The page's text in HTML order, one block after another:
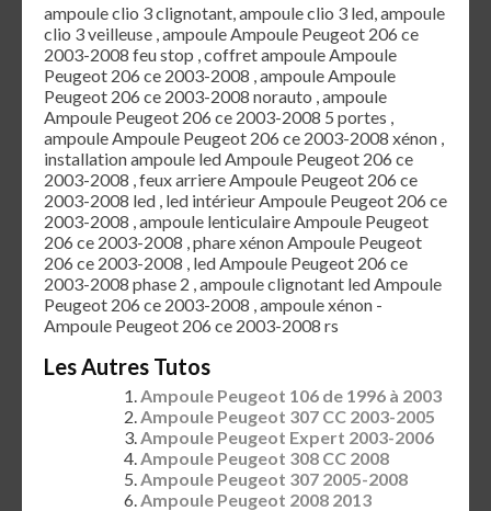
ampoule clio 3 clignotant, ampoule clio 3 led, ampoule
clio 3 veilleuse , ampoule Ampoule Peugeot 206 ce
2003-2008 feu stop , coffret ampoule Ampoule
Peugeot 206 ce 2003-2008 , ampoule Ampoule
Peugeot 206 ce 2003-2008 norauto , ampoule
Ampoule Peugeot 206 ce 2003-2008 5 portes ,
ampoule Ampoule Peugeot 206 ce 2003-2008 xénon ,
installation ampoule led Ampoule Peugeot 206 ce
2003-2008 , feux arriere Ampoule Peugeot 206 ce
2003-2008 led , led intérieur Ampoule Peugeot 206 ce
2003-2008 , ampoule lenticulaire Ampoule Peugeot
206 ce 2003-2008 , phare xénon Ampoule Peugeot
206 ce 2003-2008 , led Ampoule Peugeot 206 ce
2003-2008 phase 2 , ampoule clignotant led Ampoule
Peugeot 206 ce 2003-2008 , ampoule xénon -
Ampoule Peugeot 206 ce 2003-2008 rs
Les Autres Tutos
Ampoule Peugeot 106 de 1996 à 2003
Ampoule Peugeot 307 CC 2003-2005
Ampoule Peugeot Expert 2003-2006
Ampoule Peugeot 308 CC 2008
Ampoule Peugeot 307 2005-2008
Ampoule Peugeot 2008 2013